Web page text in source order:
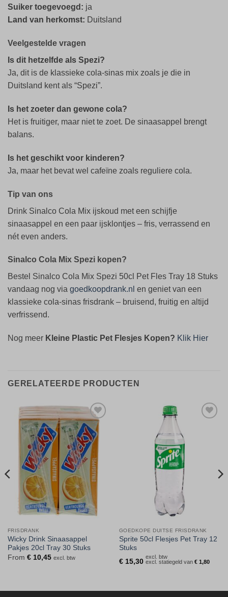
Suiker toegevoegd: ja
Land van herkomst: Duitsland
Veelgestelde vragen
Is dit hetzelfde als Spezi?
Ja, dit is de klassieke cola-sinas mix zoals je die in
Duitsland kent als “Spezi”.
Is het zoeter dan gewone cola?
Het is fruitiger, maar niet te zoet. De sinaasappel brengt
balans.
Is het geschikt voor kinderen?
Ja, maar het bevat wel cafeïne zoals reguliere cola.
Tip van ons
Drink Sinalco Cola Mix ijskoud met een schijfje
sinaasappel en een paar ijsklontjes – fris, verrassend en
nét even anders.
Sinalco Cola Mix Spezi kopen?
Bestel Sinalco Cola Mix Spezi 50cl Pet Fles Tray 18 Stuks
vandaag nog via goedkoopdrank.nl en geniet van een
klassieke cola-sinas frisdrank – bruisend, fruitig en altijd
verfrissend.
Nog meer Kleine Plastic Pet Flesjes Kopen? Klik Hier
GERELATEERDE PRODUCTEN
Toevoegen
aan
verlanglijst
FRISDRANK
Wicky Drink Sinaasappel
Pakjes 20cl Tray 30 Stuks
From €10,45 excl. btw
GOEDKOPE DUITSE FRISDRANK
Sprite 50cl Flesjes Pet Tray 12
Stuks
€15,30
excl. btw
excl. statiegeld van €1,80